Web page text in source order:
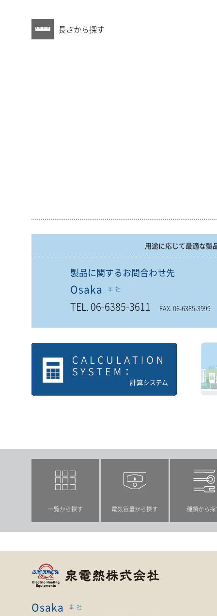
長さから探す
用途に応じて最適な製
製品に関するお問合わせ先
Osaka 本社
TEL. 06-6385-3611 FAX. 06-6385-3999
一覧から探す 電気容量から探す 種類から探
Osaka 本社